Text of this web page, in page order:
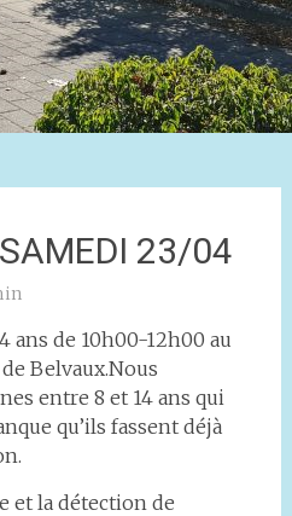
23/04
ans de 10h00-12h00 au
Belvaux.Nous
entre 8 et 14 ans qui
qu’ils fassent déjà
et la détection de